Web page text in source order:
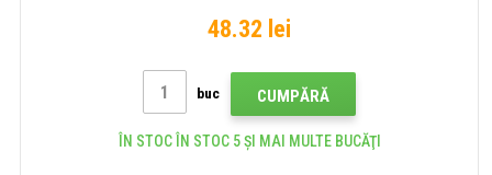
48.32 lei
buc CUMPĂRĂ
ÎN STOC ÎN STOC 5 ȘI MAI MULTE BUCĂŢI